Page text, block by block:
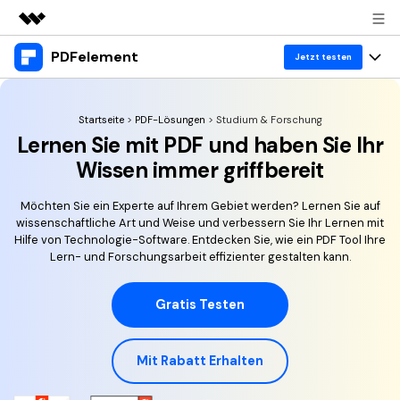
Top-Produkte
Dienstprogramme
Überblick
Über uns
Shop
PDFelement Jetzt testen
Desktop
PDFelement für Windows
PDFelement für Mac
Mobile App
PDFelement für iPhone/iPad
PDFelement für Android
Lösungen
PDF lesen
PDF kommentieren
PDF erstellen
PDF kombinieren
PDF drucken
Heiße Themen
OCR PDF Tipps
Business
KMU von 1-10p
10p+ Unternehmen
Jetzt kaufen Anmelden
Startseite> PDF-Lösungen > Studium & Forschung
Lernen Sie mit PDF und haben Sie Ihr
Wissen immer griffbereit
Möchten Sie ein Experte auf Ihrem Gebiet werden? Lernen Sie auf
wissenschaftliche Art und Weise und verbessern Sie Ihr Lernen mit
Hilfe von Technologie-Software. Entdecken Sie, wie ein PDF Tool Ihre
Lern- und Forschungsarbeit effizienter gestalten kann.
Gratis Testen
Mit Rabatt Erhalten